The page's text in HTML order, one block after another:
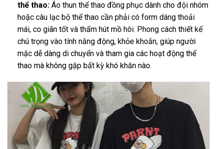
thể thao:Áo thun thể thao đồng phục dành cho đội nhóm
hoặc câu lạc bộ thể thao cần phải có form dáng thoải
mái, co giãn tốt và thấm hút mồ hôi. Phong cách thiết kế
chú trọng vào tính năng động, khỏe khoắn, giúp người
mặc dễ dàng di chuyển và tham gia các hoạt động thể
thao mà không gặp bất kỳ khó khăn nào.